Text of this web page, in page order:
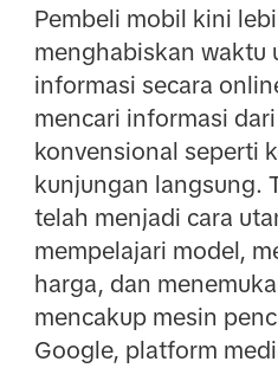
Pembeli mobil kini
menghabiskan waktu
informasi secara
mencari informasi
konvensional seperti
kunjungan langsung.
telah menjadi cara
mempelajari model,
harga, dan
mencakup mesin
Google, platform